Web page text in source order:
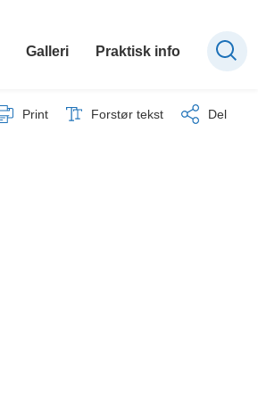
Galleri Praktisk info
Print Forstør tekst Del